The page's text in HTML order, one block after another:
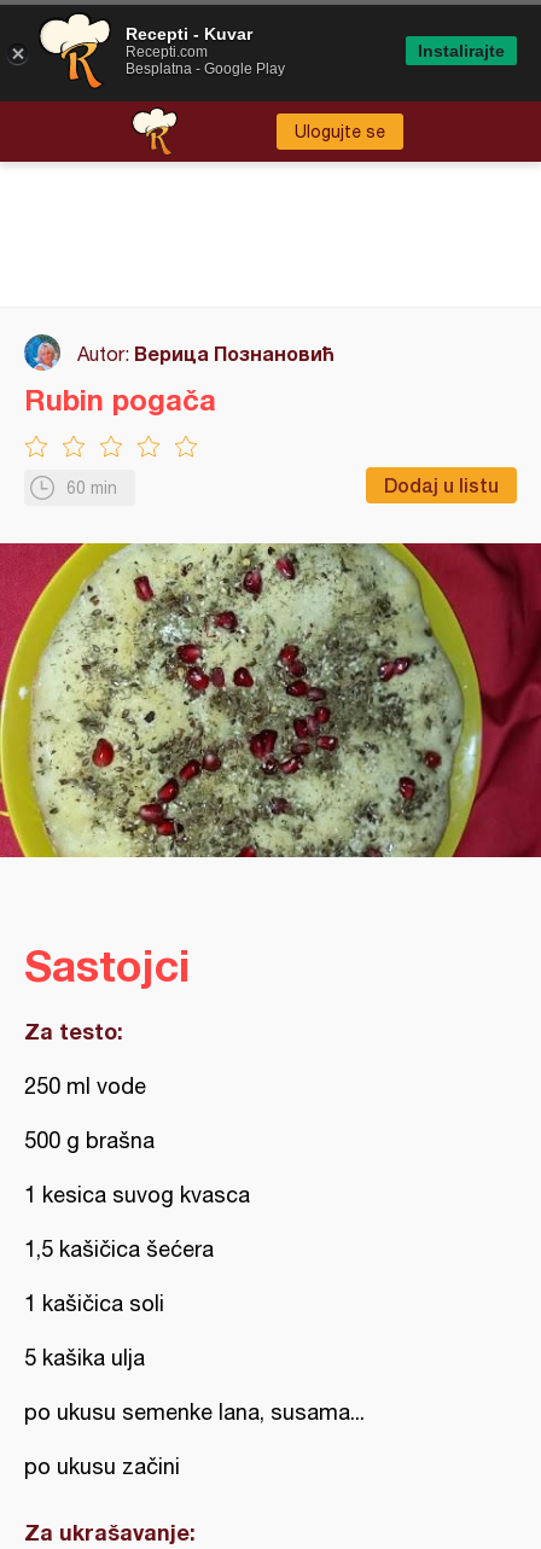
Ulogujte se
Autor: Верица Познановић
60 min Dodaj u listu
Rubin pogača
Sastojci
Za testo:
250 ml vode
500 g brašna
1 kesica suvog kvasca
1,5 kašičica šećera
1 kašičica soli
5 kašika ulja
po ukusu semenke lana, susama...
po ukusu začini
Za ukrašavanje:
Recepti - Kuvar
Recepti.com
Besplatna - Google Play
Instalirajte